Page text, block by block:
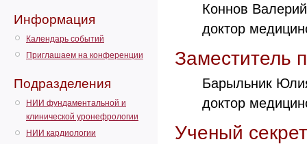
Информация
Календарь событий
Приглашаем на конференции
Подразделения
НИИ фундаментальной и
клинической уронефрологии
НИИ кардиологии
Коннов
доктор
Заместитель
Барыльник
доктор
Ученый